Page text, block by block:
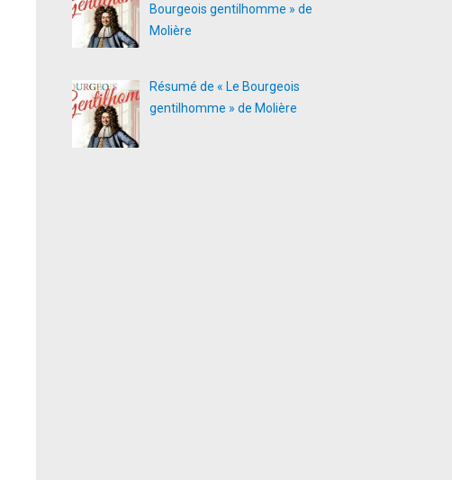
Bourgeois gentilhomme » de
Molière
Résumé de « Le Bourgeois
gentilhomme » de Molière